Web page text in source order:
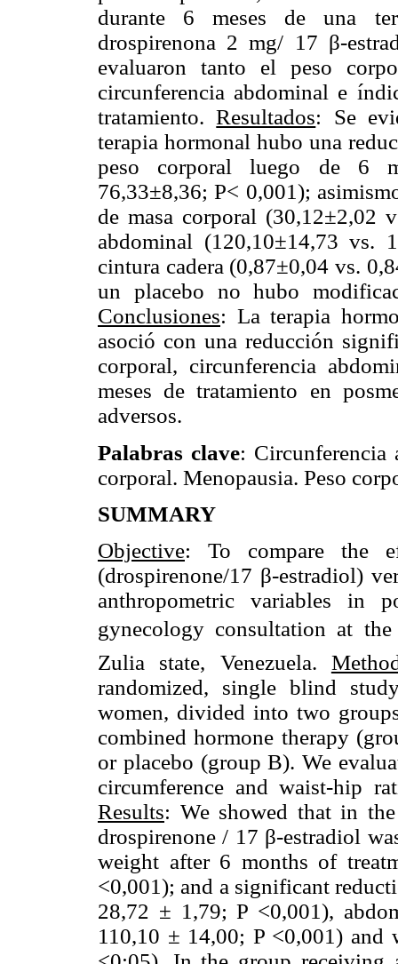
durante 6 meses de una
drospirenona 2 mg/ 17 β-
evaluaron tanto el peso
circunferencia abdominal e
tratamiento.Resultados: Se
terapia hormonal hubo una
peso corporal luego de 6
76,33±8,36; P< 0,001);
de masa corporal (30,12±2,02
abdominal (120,10±14,73 vs.
cintura cadera (0,87±0,04 vs.
un placebo no hubo
Conclusiones: La terapia
asoció con una reducción
corporal, circunferencia
meses de tratamiento en
adversos.
Palabras clave: Circunferencia
corporal. Menopausia. Peso
SUMMARY
Objective: To compare the
(drospirenone/17 β-estradiol)
anthropometric variables in
gynecology consultation at
Zulia state, Venezuela.
randomized, single blind
women, divided into two
combined hormone therapy
or placebo (group B). We
circumference and waist-hip
Results: We showed that in
drospirenone / 17 β-estradiol
weight after 6 months of
<0,001); and a significant
28,72 ± 1,79; P <0,001),
110,10 ± 14,00; P <0,001)